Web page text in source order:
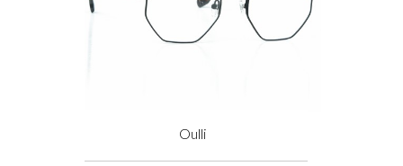
Oulli
Prix